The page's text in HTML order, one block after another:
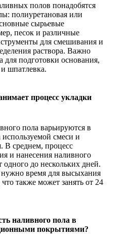
полов понадобятся
полиуретановая или
сырьевые
песок и различные
для смешивания и
раствора. Важно
для подготовки основания,
шпатлевка.
процесс укладки
пола варьируются в
смеси и
среднем, процесс
и нанесения наливного
одного до нескольких дней.
время для высыхания
также может занять от 24
наливного пола в
покрытиями?